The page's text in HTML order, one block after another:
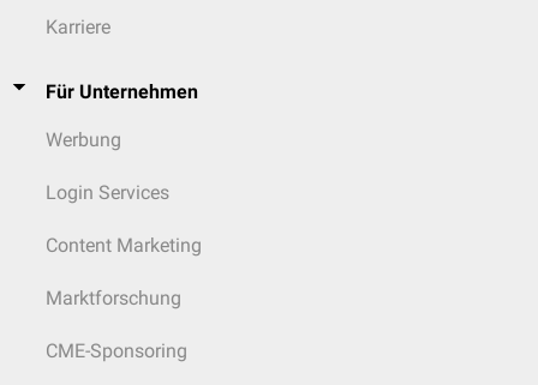
Karriere
Für Unternehmen
Werbung
Login Services
Content Marketing
Marktforschung
CME-Sponsoring